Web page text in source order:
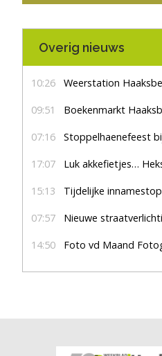
Overig nieuws
10:26 Weerstation
09:51 Boekenmarkt Haaksbergen
07:16 Stoppelhaenefeest bij
17:07 Luk akkefietjes…
15:13 Tijdelijke
07:57 Nieuwe straatverlichting
14:50 Foto vd Maand